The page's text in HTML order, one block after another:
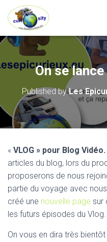
On se
Published byLes
« VLOG » pour Blog Vidéo.
articles du blog, lors du
proposerons de nous
partie du voyage avec
créé une nouvelle page sur
les futurs épisodes du Vlog.
On vous en dira très